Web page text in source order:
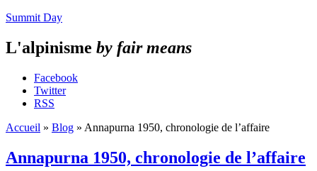
Summit Day
L'alpinisme by fair means
Facebook
Twitter
RSS
Accueil » Blog » Annapurna 1950, chronologie de l’affaire
Annapurna 1950, chronologie de l’affaire